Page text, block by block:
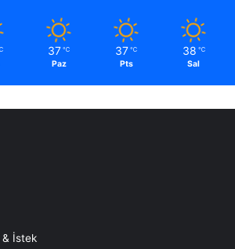
37 ℃
Paz
37 ℃
Pts
38 ℃
Sal
& İstek